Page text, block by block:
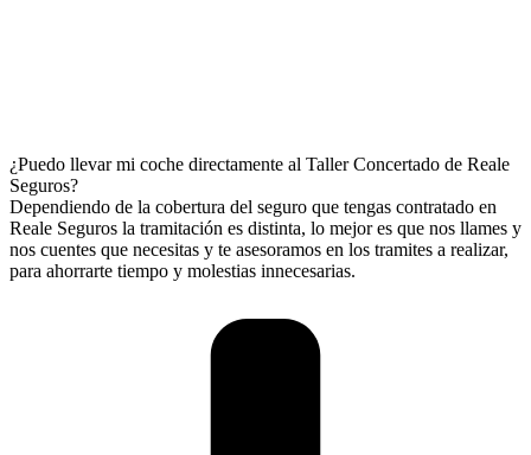
¿Puedo llevar mi coche directamente al Taller Concertado de Reale
Seguros?
Dependiendo de la cobertura del seguro que tengas contratado en
Reale Seguros la tramitación es distinta, lo mejor es que nos llames y
nos cuentes que necesitas y te asesoramos en los tramites a realizar,
para ahorrarte tiempo y molestias innecesarias.